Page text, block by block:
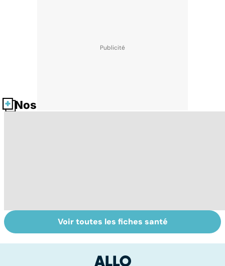
Nos fiches santé
Tout savoir sur
nos excréments
Acidité, brûlures,
crampes... quand
mal
Voir toutes les fiches santé